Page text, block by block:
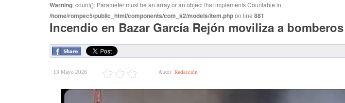
Warning: count(): Parameter must be an array or an object that implements Countable in
/home/rompec5/public_html/components/com_k2/models/item.phpon line 881
Incendio en Bazar García Rejón moviliza a bomberos
13 Mayo 2026 Autor Redacción